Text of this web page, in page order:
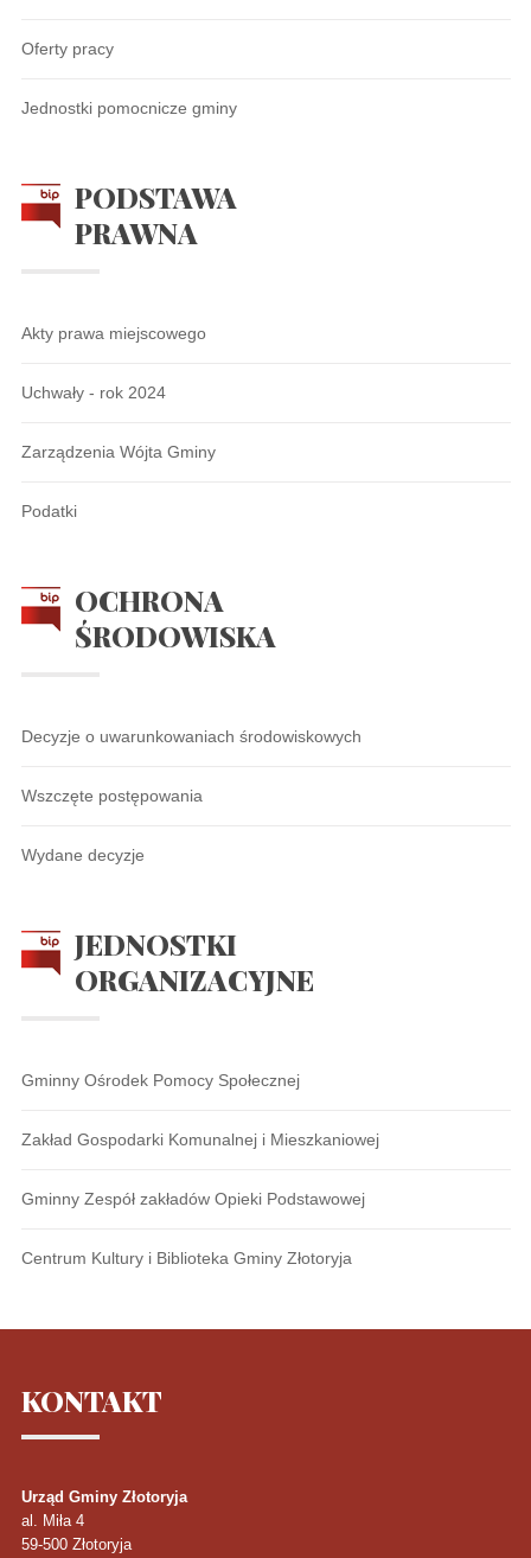
Oferty pracy
Jednostki pomocnicze gminy
PODSTAWA
PRAWNA
Akty prawa miejscowego
Uchwały - rok 2024
Zarządzenia Wójta Gminy
Podatki
OCHRONA
ŚRODOWISKA
Decyzje o uwarunkowaniach środowiskowych
Wszczęte postępowania
Wydane decyzje
JEDNOSTKI
ORGANIZACYJNE
Gminny Ośrodek Pomocy Społecznej
Zakład Gospodarki Komunalnej i Mieszkaniowej
Gminny Zespół zakładów Opieki Podstawowej
Centrum Kultury i Biblioteka Gminy Złotoryja
KONTAKT
Urząd Gminy Złotoryja
al. Miła 4
59-500 Złotoryja